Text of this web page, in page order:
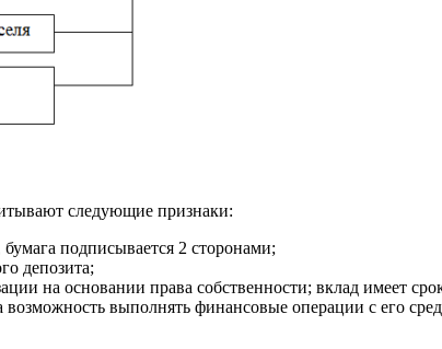
следующие признаки:
подписывается 2 сторонами;
депозита;
на основании права собственности; вклад имеет
выполнять финансовые операции с его